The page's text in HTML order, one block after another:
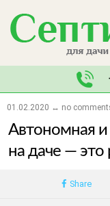
01.02.2020 ↔ no
Автономная и
на даче — это
Share